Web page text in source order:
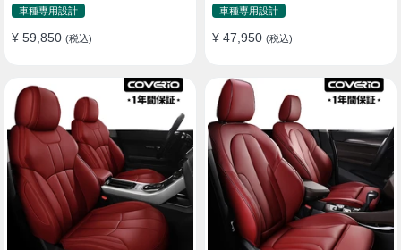
車種専用設計
¥ 59,850 (税込)
車種専用設計
¥ 47,950 (税込)